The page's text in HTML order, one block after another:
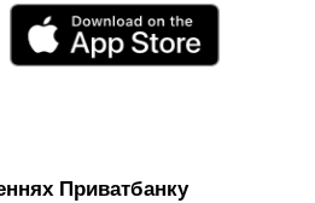
Приватбанку